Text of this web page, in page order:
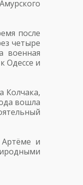
после
четыре
военная
Одессе и
Колчака,
вошла
Артёме и